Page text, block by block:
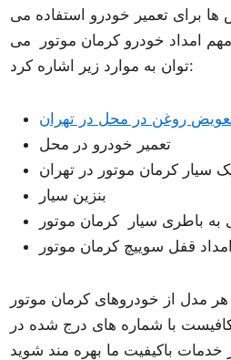
ها برای تعمیر خودرو استفاده می
امداد خودرو کرمان موتور می
توان به موارد زیر اشاره کرد:
روغن در محل در تهران
تعمیر خودرو در محل
سیار کرمان موتور در تهران
بنزین سیار
به باطری سیار کرمان موتور
امداد قفل سوییچ کرمان موتور
هر مدل از خودروهای کرمان موتور
کافیست با شماره های درج شده در